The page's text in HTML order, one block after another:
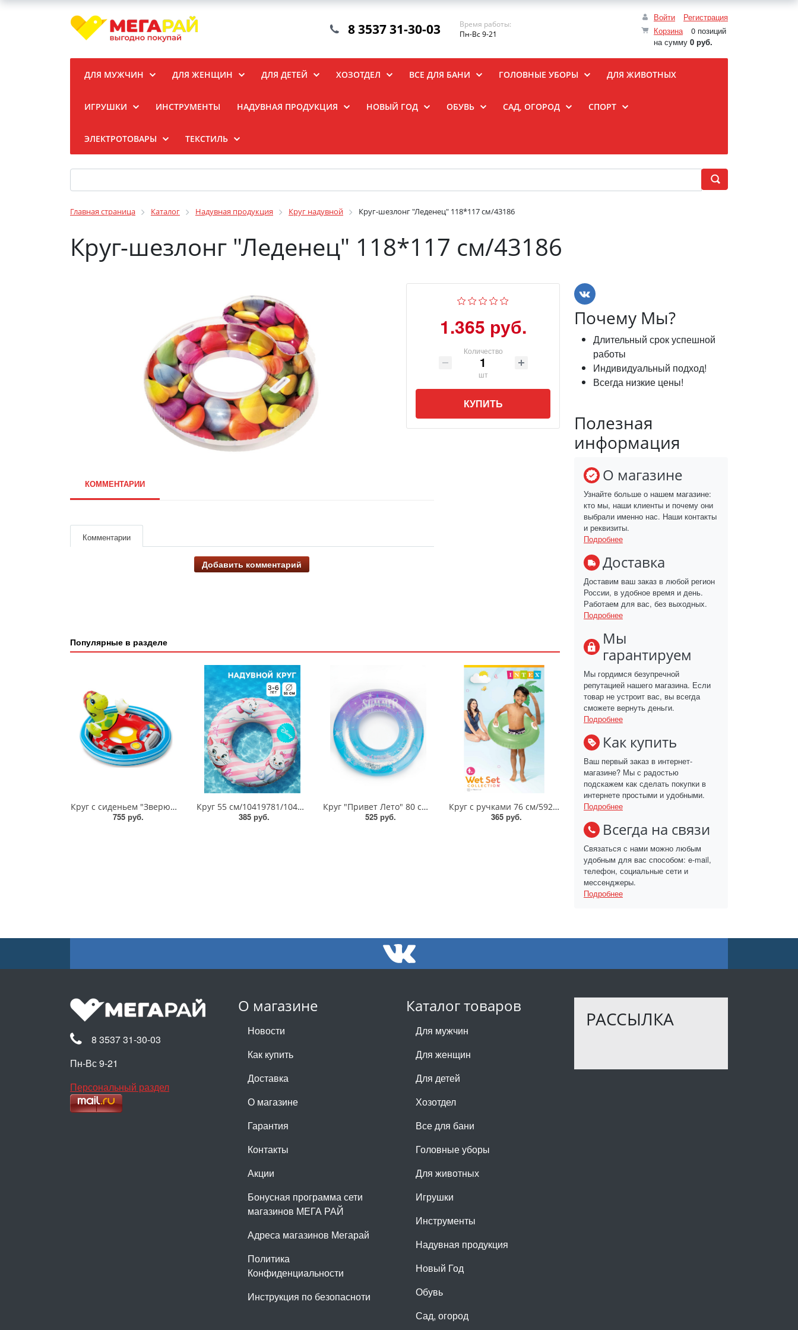
Войти
Регистрация
Корзина
0 позиций
на сумму 0 руб.
8 3537 31-30-03
Время работы:
Пн-Вс 9-21
ДЛЯ МУЖЧИН ДЛЯ ЖЕНЩИН ДЛЯ ДЕТЕЙ ХОЗОТДЕЛ ВСЕ ДЛЯ БАНИ ГОЛОВНЫЕ УБОРЫ ДЛЯ ЖИВОТНЫХ
ИГРУШКИ ИНСТРУМЕНТЫ НАДУВНАЯ ПРОДУКЦИЯ НОВЫЙ ГОД ОБУВЬ САД, ОГОРОД СПОРТ
ЭЛЕКТРОТОВАРЫ ТЕКСТИЛЬ
Главная страница Каталог Надувная продукция Круг надувной Круг-шезлонг "Леденец" 118*117 см/43186
Круг-шезлонг "Леденец" 118*117 см/43186
1.365 руб.
Количество
шт
КУПИТЬ
КОММЕНТАРИИ
Комментарии
Добавить комментарий
Популярные в разделе
Круг с сиденьем "Зверюшки"/34180
755 руб.
Круг 55 см/10419781/10419782/10419783
385 руб.
Круг "Привет Лето" 80 см/9378682
525 руб.
Круг с ручками 76 см/59258
365 руб.
Почему Мы?
Длительный срок успешной
работы
Индивидуальный подход!
Всегда низкие цены!
Полезная
информация
О магазине
Узнайте больше о нашем магазине:
кто мы, наши клиенты и почему они
выбрали именно нас. Наши контакты
и реквизиты.
Подробнее
Доставка
Доставим ваш заказ в любой регион
России, в удобное время и день.
Работаем для вас, без выходных.
Подробнее
Мы
гарантируем
Мы гордимся безупречной
репутацией нашего магазина. Если
товар не устроит вас, вы всегда
сможете вернуть деньги.
Подробнее
Как купить
Ваш первый заказ в интернет-
магазине? Мы с радостью
подскажем как сделать покупки в
интернете простыми и удобными.
Подробнее
Всегда на связи
Связаться с нами можно любым
удобным для вас способом: e-mail,
телефон, социальные сети и
мессенджеры.
Подробнее
О магазине
Новости
Как купить
Доставка
О магазине
Гарантия
Контакты
Акции
Бонусная программа сети
магазинов МЕГА РАЙ
Адреса магазинов Мегарай
Политика
Конфиденциальности
Инструкция по безопасноти
Каталог товаров
Для мужчин
Для женщин
Для детей
Хозотдел
Все для бани
Головные уборы
Для животных
Игрушки
Инструменты
Надувная продукция
Новый Год
Обувь
Сад, огород
РАССЫЛКА
8 3537 31-30-03
Пн-Вс 9-21
Персональный раздел